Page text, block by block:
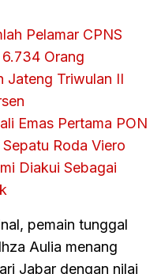
Pelamar CPNS
Orang
Jateng Triwulan II
Emas Pertama PON
Roda Viero
Diakui Sebagai
pemain tunggal
Aulia menang
Jabar dengan nilai